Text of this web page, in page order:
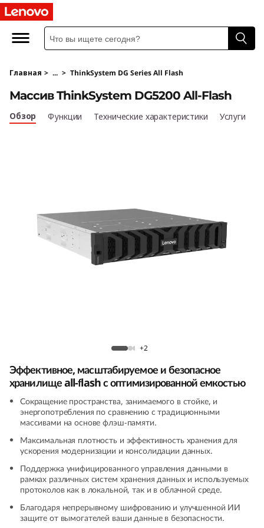
T
h
n
k
2
0
A
Главная > ... > ThinkSystem DG Series All Flash
Массив ThinkSystem DG5200 All-Flash
Массив ThinkSystem DG5200 All-Flash
Обзор Функции Технические характеристики Услуги
+2
Эффективное, масштабируемое и безопасное
хранилище all-flash с оптимизированной емкостью
Сокращение пространства, занимаемого в стойке, и
энергопотребления по сравнению с традиционными
массивами на основе флэш-памяти.
Максимальная плотность и эффективность хранения для
ускорения модернизации и консолидации данных.
Поддержка унифицированного управления данными в
рамках различных систем хранения данных и используемых
протоколов как в локальной, так и в облачной среде.
Благодаря непрерывному шифрованию и улучшенной ИИ
защите от вымогателей ваши данные в безопасности.